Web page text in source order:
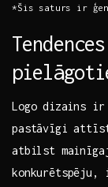
*Šis ‌saturs ir
Logo ⁤dizains ir
pastāvīgi
atbilst